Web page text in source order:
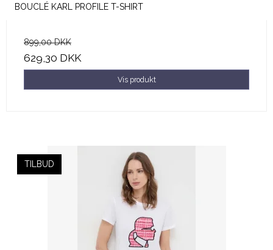
BOUCLÉ KARL PROFILE T-SHIRT
899,00 DKK
629,30 DKK
Vis produkt
TILBUD